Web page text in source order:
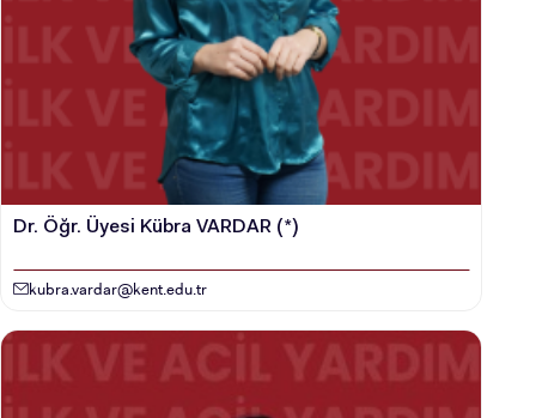
ADAY ÖĞRENCİ
STUDENT
Dr. Öğr. Üyesi Kübra VARDAR (*)
kubra.vardar@kent.edu.tr